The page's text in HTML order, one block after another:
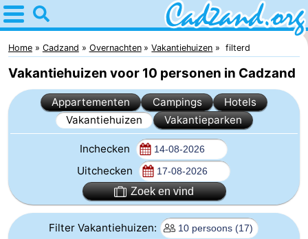
Home
Cadzand
Tips
Voor
Appartementen
Campings
Hotels
Home Cadzand Overnachten Vakantiehuizen filterd
Vakantiehuizen voor 10 personen in Cadzand
Appartementen Campings
Hotels
Vakantiehuizen
Vakantieparken
Inchecken
Uitchecken
Zoek en vind
Filter Vakantiehuizen: